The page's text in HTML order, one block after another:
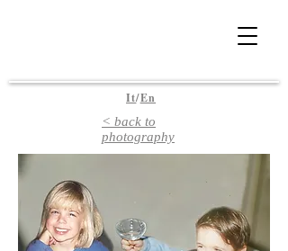
It/En
< back to
photography